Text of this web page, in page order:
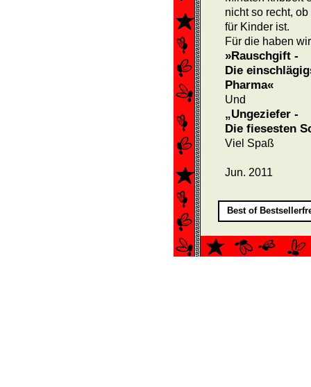
nicht so recht,
für Kinder ist.
Für die haben
»Rauschgift -
Die
Pharma«
Und
„Ungeziefer -
Die fiesesten
Viel Spaß
Jun. 2011
Best of